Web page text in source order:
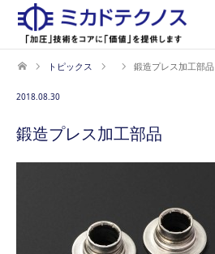
トピックス 鍛造プレス加工部品
2018.08.30
鍛造プレス加工部品